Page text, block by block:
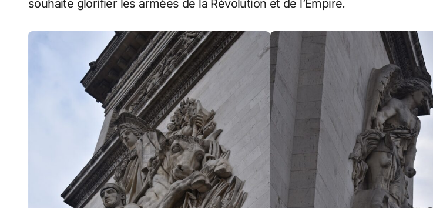
souhaite glorifier les armées de la Révolution et de l’Empire.